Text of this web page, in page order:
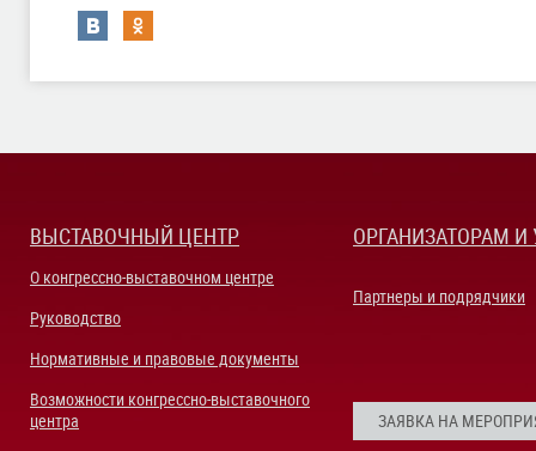
ВЫСТАВОЧНЫЙ ЦЕНТР
О конгрессно-выставочном центре
Руководство
Нормативные и правовые документы
Возможности конгрессно-выставочного
центра
ОРГАНИЗАТОРАМ
Партнеры и подрядчики
ЗАЯВКА НА